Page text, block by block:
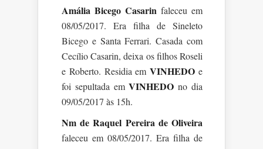
Amália Bicego Casarin faleceu em
08/05/2017. Era filha de Sineleto
Bicego e Santa Ferrari. Casada com
Cecílio Casarin, deixa os filhos Roseli
e Roberto. Residia emVINHEDO e
foi sepultada emVINHEDO no dia
09/05/2017 às 15h.
Nm de Raquel Pereira de Oliveira
faleceu em 08/05/2017. Era filha de